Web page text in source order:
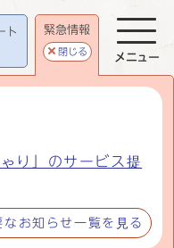
ト
緊急情報
閉じる
り」のサービス提
なお知らせ一覧を見る
メニュー